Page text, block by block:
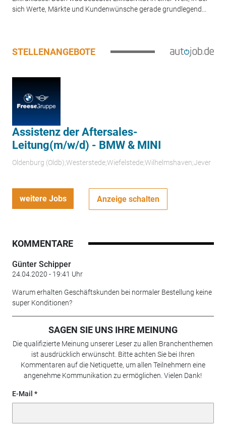
sich Werte, Märkte und Kundenwünsche gerade grundlegend...
STELLENANGEBOTE
Assistenz der Aftersales-
Leitung(m/w/d) - BMW & MINI
Oldenburg (Oldb);Westerstede;Wiefelstede;Wilhelmshaven;Jever
weitere Jobs Anzeige schalten
KOMMENTARE
Günter Schipper
24.04.2020 - 19:41 Uhr
Warum erhalten Geschäftskunden bei normaler Bestellung keine
super Konditionen?
SAGEN SIE UNS IHRE MEINUNG
Die qualifizierte Meinung unserer Leser zu allen Branchenthemen
ist ausdrücklich erwünscht. Bitte achten Sie bei Ihren
Kommentaren auf die Netiquette, um allen Teilnehmern eine
angenehme Kommunikation zu ermöglichen. Vielen Dank!
E-Mail